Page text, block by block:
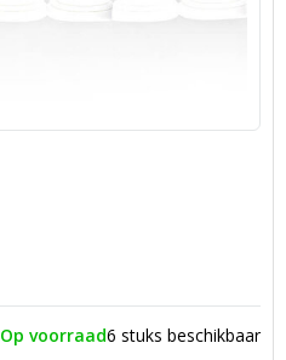
Op voorraad6 stuks beschikbaar